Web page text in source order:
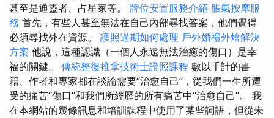
甚至是通靈者、占星家等。 牌位安置服務介紹 脹氣按摩服
務 首先，有些人甚至無法在自己內部尋找答案，他們覺得
必須尋找外在資源。 護照過期如何處理 戶外婚禮外燴解決
方案 他說，這種認識（一個人永遠無法治癒的傷口）是幸
福的關鍵。 傳統整復推拿技術士證照課程 數以千計的書
籍、作者和專家都在談論需要“治愈自己”，從我們一生所遭
受的痛苦“傷口”和我們所經歷的所有痛苦中“治愈自己”。 我
在本網站的幾條訊息和培訓課程中使用了某些詞語，但從未